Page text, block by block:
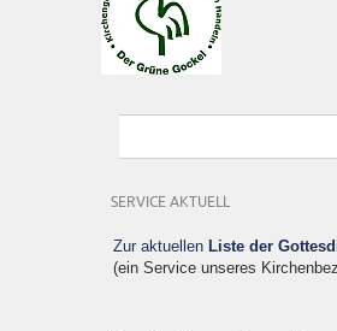
SERVICE AKTUELL
Zur aktuellen Liste der
(ein Service unseres